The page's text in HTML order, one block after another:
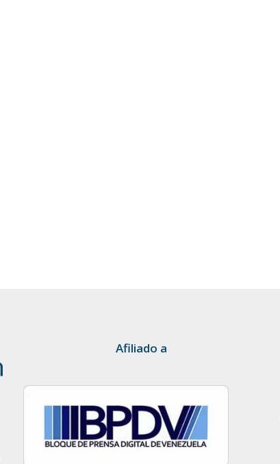
Afiliado a